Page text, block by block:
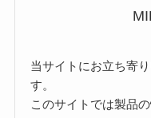
当サイトにお立ち寄
す。
このサイトでは製品